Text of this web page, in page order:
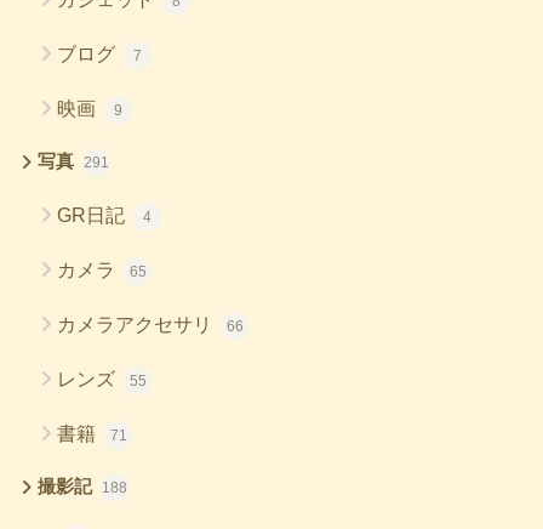
ブログ 7
映画 9
写真 291
GR日記 4
カメラ 65
カメラアクセサリ 66
レンズ 55
書籍 71
撮影記 188